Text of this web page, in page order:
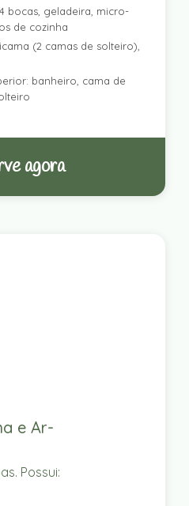
bocas, geladeira, micro-
de cozinha
(2 camas de solteiro),
banheiro, cama de
agora
e Ar-
Possui: